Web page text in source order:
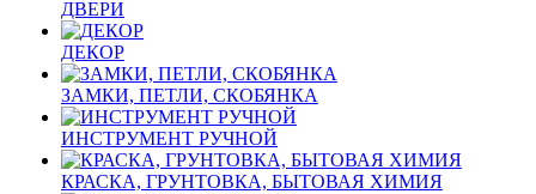
ДВЕРИ
ДЕКОР
ЗАМКИ, ПЕТЛИ, СКОБЯНКА
ИНСТРУМЕНТ РУЧНОЙ
КРАСКА, ГРУНТОВКА, БЫТОВАЯ ХИМИЯ